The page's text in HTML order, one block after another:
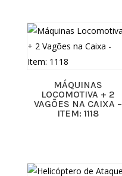
MÁQUINAS
LOCOMOTIVA + 2
VAGÕES NA CAIXA –
ITEM: 1118